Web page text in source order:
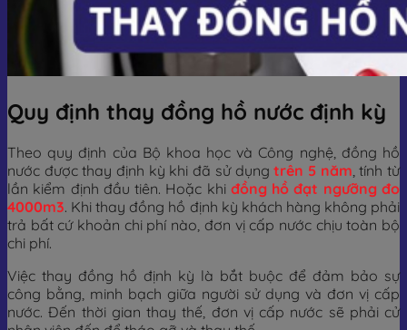
Quy định thay đồng hồ nước định kỳ
Theo quy định của Bộ khoa học và Công nghệ, đồng hồ
nước được thay định kỳ khi đã sử dụng trên 5 năm , tính từ
lần kiểm định đầu tiên. Hoặc khi đồng hồ đạt ngưỡng đo
4000m3. Khi thay đồng hồ định kỳ khách hàng không phải
trả bất cứ khoản chi phí nào, đơn vị cấp nước chịu toàn bộ
chi phí.
Việc thay đồng hồ định kỳ là bắt buộc để đảm bảo sự
công bằng, minh bạch giữa người sử dụng và đơn vị cấp
nước. Đến thời gian thay thế, đơn vị cấp nước sẽ phải cử